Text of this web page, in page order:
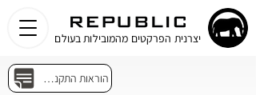
יצרנית הפרקטים מהמובילות בעולם
הוראות התקנה ותחזוקה